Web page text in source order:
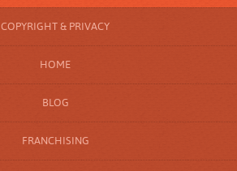
COPYRIGHT & PRIVACY
HOME
BLOG
FRANCHISING